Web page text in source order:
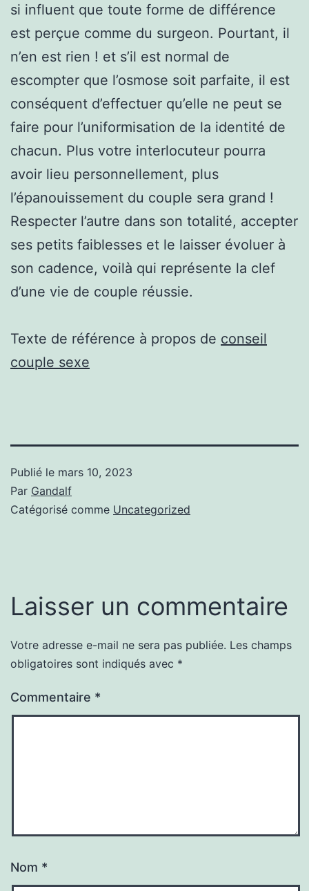
si influent que toute forme de différence
est perçue comme du surgeon. Pourtant, il
n’en est rien ! et s’il est normal de
escompter que l’osmose soit parfaite, il est
conséquent d’effectuer qu’elle ne peut se
faire pour l’uniformisation de la identité de
chacun. Plus votre interlocuteur pourra
avoir lieu personnellement, plus
l’épanouissement du couple sera grand !
Respecter l’autre dans son totalité, accepter
ses petits faiblesses et le laisser évoluer à
son cadence, voilà qui représente la clef
d’une vie de couple réussie.
Texte de référence à propos de conseil
couple sexe
Publié le mars 10, 2023
Par Gandalf
Catégorisé comme Uncategorized
Laisser un commentaire
Votre adresse e-mail ne sera pas publiée. Les champs
obligatoires sont indiqués avec *
Commentaire *
Nom *